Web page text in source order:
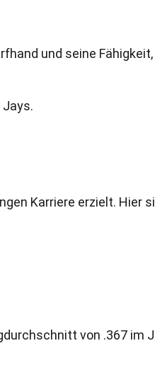
und seine Fähigkeit,
Jays.
Karriere erzielt. Hier
von .367 im